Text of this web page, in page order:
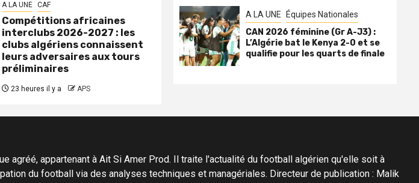
A LA UNE CAF
Compétitions africaines
interclubs 2026-2027 : les
clubs algériens connaissent
leurs adversaires aux tours
préliminaires
23 heures il y a APS
A LA UNE Équipes Nationales
CAN 2026 féminine (Gr A-J3) :
L’Algérie bat le Kenya 2-0 et se
qualifie pour les quarts de finale
appartenant à Ait Si Amer Prod. Il traite l'actualité du football algérien qu'elle soit à
du football via des analyses techniques et managériales. Directeur de publication : Malik